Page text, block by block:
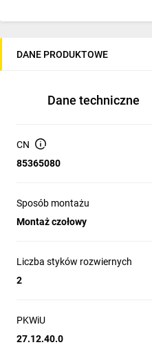
DANE PRODUKTOWE
Dane techniczne
CN
85365080
Sposób montażu
Montaż czołowy
Liczba styków rozwiernych
2
PKWiU
27.12.40.0